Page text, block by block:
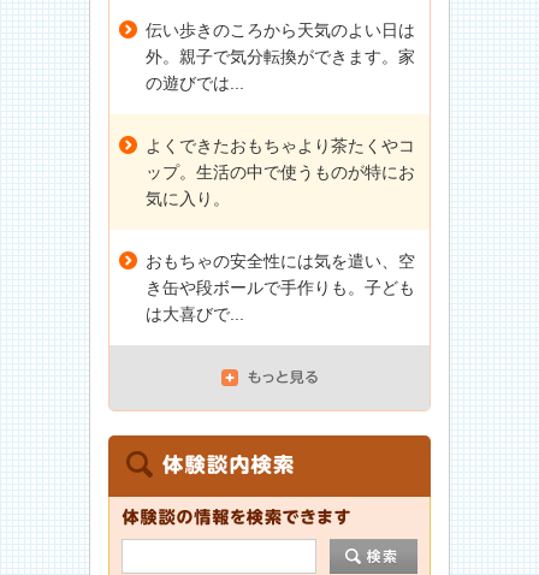
伝い歩きのころから天気のよい日は
外。親子で気分転換ができます。家
の遊びでは...
よくできたおもちゃより茶たくやコ
ップ。生活の中で使うものが特にお
気に入り。
おもちゃの安全性には気を遣い、空
き缶や段ボールで手作りも。子ども
は大喜びで...